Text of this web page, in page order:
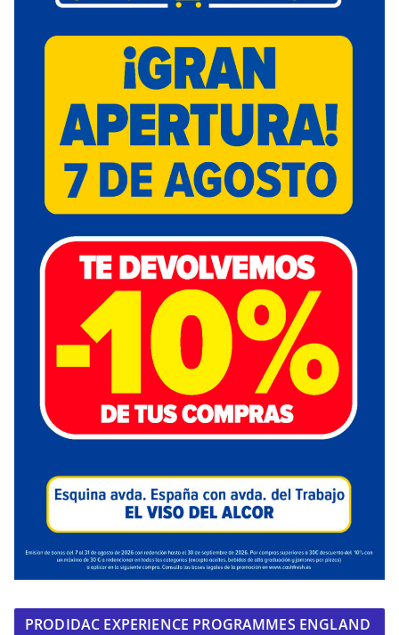
PRODIDAC EXPERIENCE PROGRAMMES ENGLAND